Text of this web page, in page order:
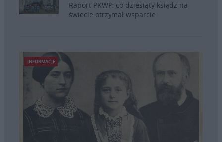
Raport PKWP: co dziesiąty ksiądz na
świecie otrzymał wsparcie
INFORMACJE